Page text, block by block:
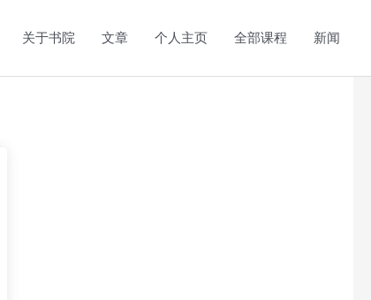
关于书院 文章 个人主页 全部课程 新闻